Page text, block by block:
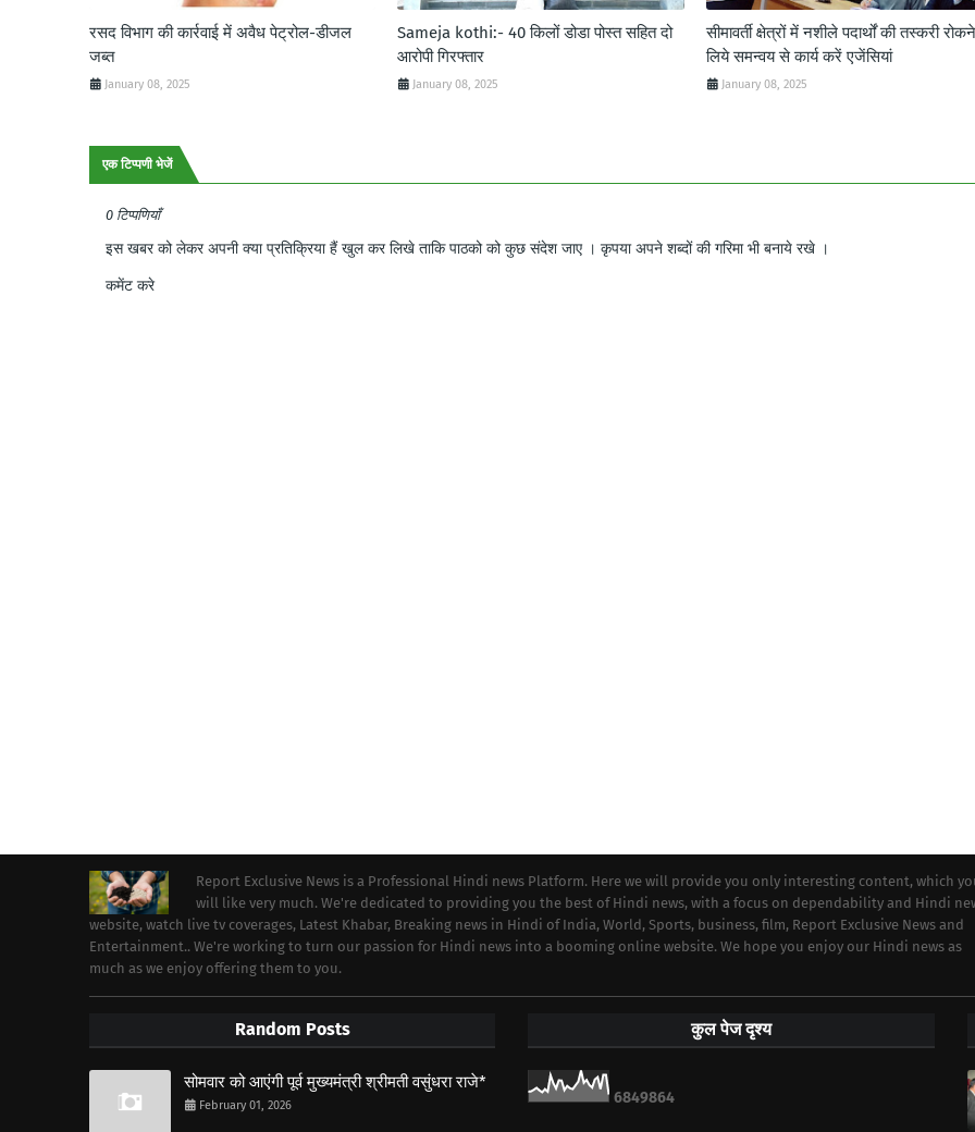
रसद विभाग की कार्रवाई में अवैध पेट्रोल-डीजल
जब्त
January 08, 2025
Sameja kothi:- 40 किलों डोडा पोस्त सहित दो
आरोपी गिरफ्तार
January 08, 2025
सीमावर्ती क्षेत्रों में नशीले पदार्थों की तस्करी
लिये समन्वय से कार्य करें एजेंसियां
January 08, 2025
एक टिप्पणी भेजें
0 टिप्पणियाँ
इस खबर को लेकर अपनी क्या प्रतिक्रिया हैं खुल कर लिखे ताकि पाठको को कुछ संदेश जाए । कृपया अपने शब्दों की गरिमा भी बनाये रखे ।
कमेंट करे
Report Exclusive News is a Professional Hindi news Platform. Here we will provide you only interesting content, which
will like very much. We're dedicated to providing you the best of Hindi news, with a focus on dependability and Hindi
website, watch live tv coverages, Latest Khabar, Breaking news in Hindi of India, World, Sports, business, film, Report Exclusive News and
Entertainment.. We're working to turn our passion for Hindi news into a booming online website. We hope you enjoy our Hindi news as
much as we enjoy offering them to you.
Random Posts
सोमवार को आएंगी पूर्व मुख्यमंत्री श्रीमती वसुंधरा राजे*
February 01, 2026
कुल पेज दृश्य
6849864